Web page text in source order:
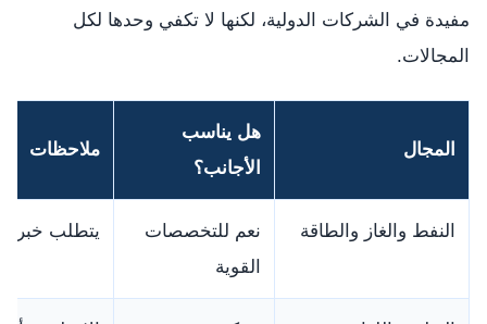
مفيدة في الشركات الدولية، لكنها لا تكفي وحدها لكل
المجالات.
المجال
هل يناسب
الأجانب؟
ملاحظات
النفط والغاز والطاقة
نعم للتخصصات
القوية
يتطلب خبرة